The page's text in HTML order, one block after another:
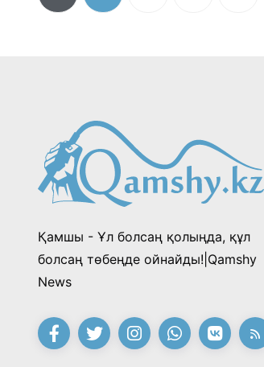
Қамшы - Ұл болсаң қолыңда, құл
болсаң төбеңде ойнайды!|Qamshy
News